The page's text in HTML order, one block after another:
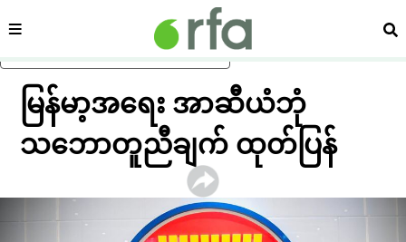
ပင်မအကြောင်းအရာသို့ ကျော်ရန်
ကဏ္ဍ ရှာ
မြန်မာ့အရေး အာဆီယံဘုံ
သဘောတူညီချက် ထုတ်ပြန်